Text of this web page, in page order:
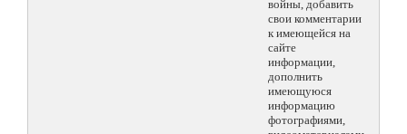
войны, добавить
свои комментарии
к имеющейся на
сайте
информации,
дополнить
имеющуюся
информацию
фотографиями,